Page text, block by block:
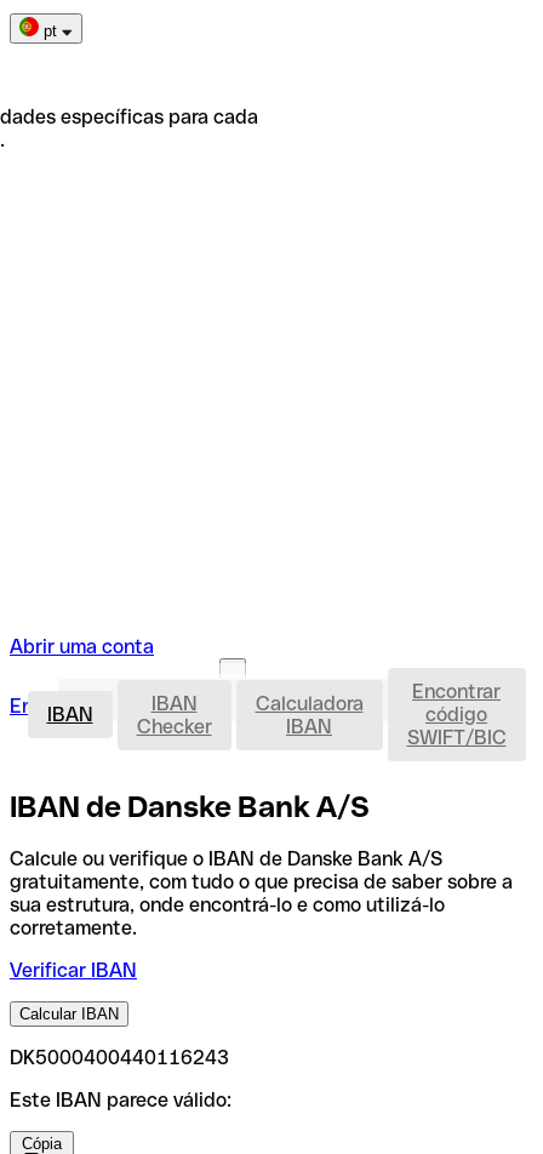
pt
específicas para cada
Abrir uma conta
Entrar Abrir uma conta IBAN
IBAN
IBAN
Checker
Calculadora
IBAN
Encontrar
código
SWIFT/BIC
IBAN de Danske Bank A/S
Calcule ou verifique o IBAN de Danske Bank A/S
gratuitamente, com tudo o que precisa de saber sobre a
sua estrutura, onde encontrá-lo e como utilizá-lo
corretamente.
Verificar IBAN
Calcular IBAN
DK5000400440116243
Este IBAN parece válido:
Cópia